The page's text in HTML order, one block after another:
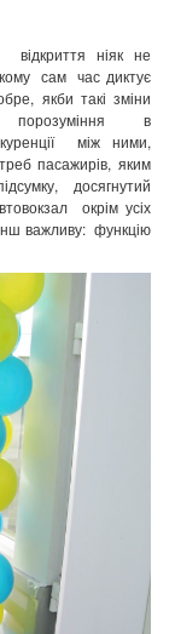
відкриття ніяк не
сам час диктує
якби такі зміни
порозуміння в
між ними,
пасажирів, яким
досягнутий
окрім усіх
важливу: функцію